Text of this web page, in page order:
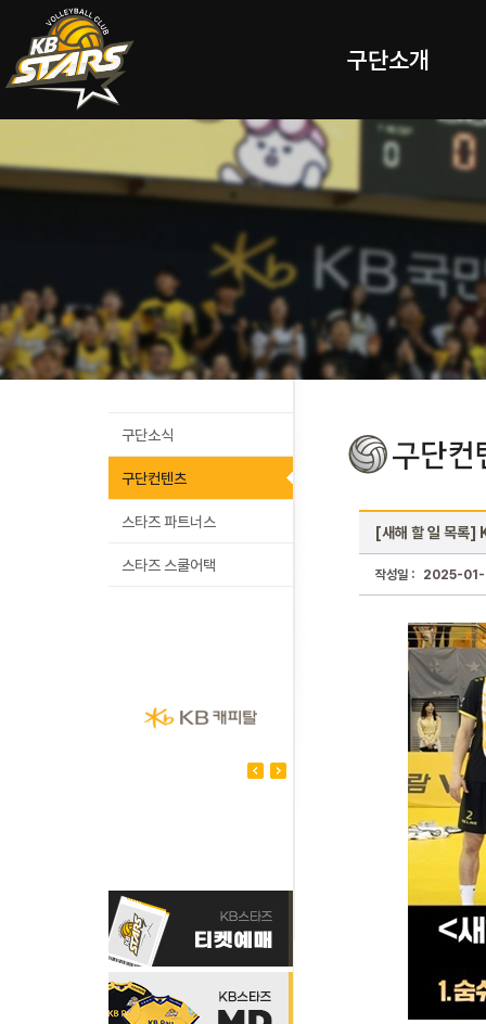
구단소개
구단소식
구단컨텐츠
스타즈 파트너스
스타즈 스쿨어택
[새해 할 일 목록]
작성일 : 2025-01-